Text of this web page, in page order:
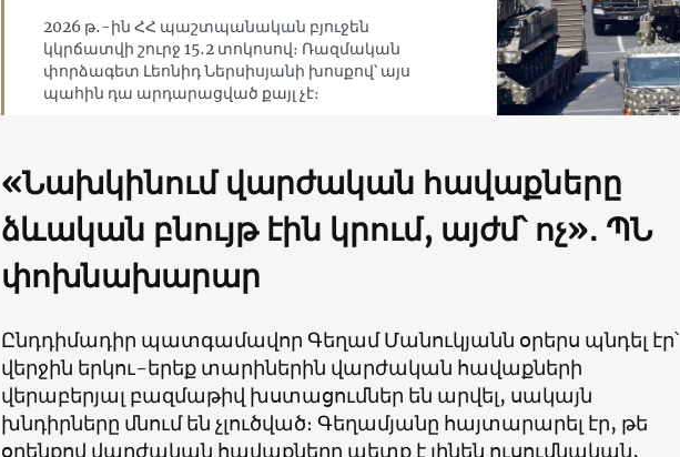
2026 թ․-ին ՀՀ պաշտպանական բյուջեն
կկրճատվի շուրջ 15․2 տոկոսով։ Ռազմական
փորձագետ Լեոնիդ Ներսիսյանի խոսքով՝ այս
պահին դա արդարացված քայլ չէ։
«Նախկինում վարժական հավաքները
ձևական բնույթ էին կրում, այժմ՝ ոչ»․ ՊՆ
փոխնախարար
Ընդդիմադիր պատգամավոր Գեղամ Մանուկյանն օրերս պնդել էր՝
վերջին երկու-երեք տարիներին վարժական հավաքների
վերաբերյալ բազմաթիվ խստացումներ են արվել, սակայն
խնդիրները մնում են չլուծված։ Գեղամյանը հայտարարել էր, թե
օրենքով վարժական հավաքները պետք է լինեն ուսումնական,